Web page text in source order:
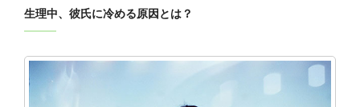
生理中、彼氏に冷める原因とは？